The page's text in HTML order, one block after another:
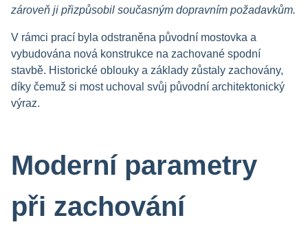
zároveň ji přizpůsobil současným dopravním požadavkům.
V rámci prací byla odstraněna původní mostovka a
vybudována nová konstrukce na zachované spodní
stavbě. Historické oblouky a základy zůstaly zachovány,
díky čemuž si most uchoval svůj původní architektonický
výraz.
Moderní parametry
při zachování